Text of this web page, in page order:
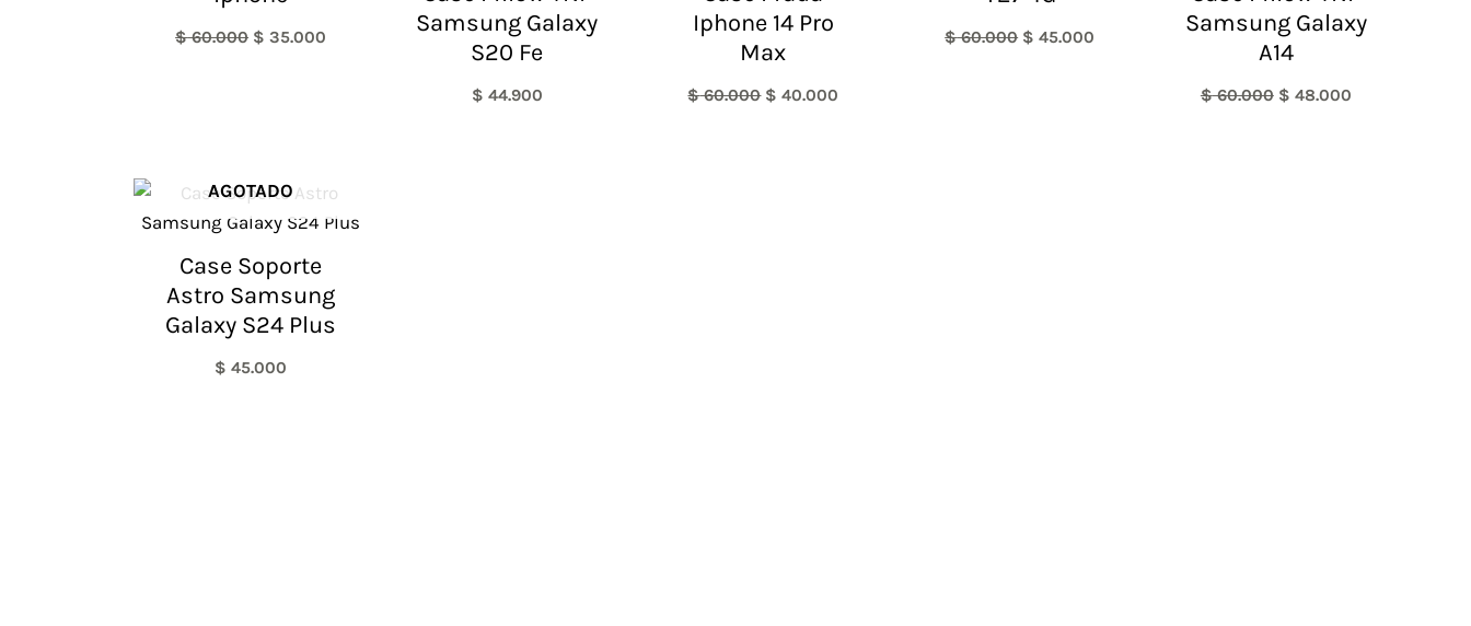
$60.000 $ 35.000
Samsung Galaxy
S20 Fe
$ 44.900
Iphone 14 Pro
Max
$60.000 $ 40.000
$60.000 $ 45.000
Samsung Galaxy
A14
$60.000 $ 48.000
AGOTADO
Case Soporte
Astro Samsung
Galaxy S24 Plus
$ 45.000